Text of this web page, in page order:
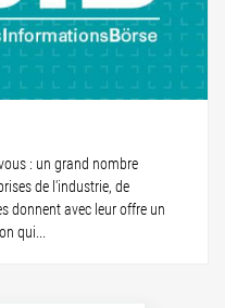
: un grand nombre
de l'industrie, de
donnent avec leur offre un
qui...